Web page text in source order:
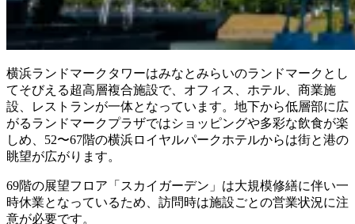
横浜ランドマークタワーはみなとみらいのランドマークとし
てそびえる超高層複合施設で、オフィス、ホテル、商業施
設、レストランが一体となっています。地下から低層部に広
がるランドマークプラザではショッピングや多彩な飲食が楽
しめ、52〜67階の横浜ロイヤルパークホテルからは街と港の
眺望が広がります。
69階の展望フロア「スカイガーデン」は大規模修繕に伴い一
時休業となっているため、訪問時は施設ごとの営業状況に注
意が必要です。